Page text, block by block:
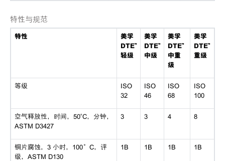
特性与规范
特性
美孚
DTE™
轻级
美孚
DTE™
中级
美孚
DTE™
中重
级
美孚
DTE™
重级
等级
ISO
32
ISO
46
ISO
68
ISO
100
空气释放性，时间，50˚C，分钟，
ASTM D3427
3 3 4 8
铜片腐蚀，3 小时，100°C，评
级，ASTM D130
1B 1B 1B 1B